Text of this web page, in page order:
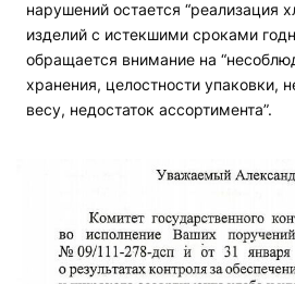
нарушений остается “реализация
изделий с истекшими сроками
обращается внимание на
хранения, целостности упаковки,
весу, недостаток ассортимента”.